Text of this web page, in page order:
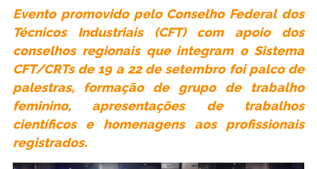
Evento promovido pelo Conselho Federal dos
Técnicos Industriais (CFT) com apoio dos
conselhos regionais que integram o Sistema
CFT/CRTs de 19 a 22 de setembro foi palco de
palestras, formação de grupo de trabalho
feminino, apresentações de trabalhos
científicos e homenagens aos profissionais
registrados.